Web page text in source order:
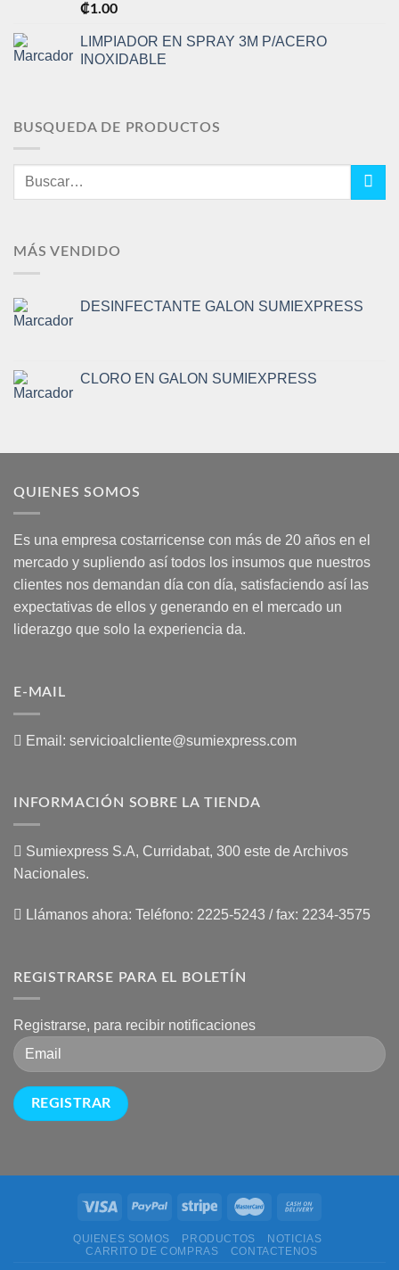
₡1.00
LIMPIADOR EN SPRAY 3M P/ACERO
INOXIDABLE
BUSQUEDA DE PRODUCTOS
Buscar
MÁS VENDIDO
DESINFECTANTE GALON SUMIEXPRESS
CLORO EN GALON SUMIEXPRESS
QUIENES SOMOS
Es una empresa costarricense con más de 20 años en el
mercado y supliendo así todos los insumos que nuestros
clientes nos demandan día con día, satisfaciendo así las
expectativas de ellos y generando en el mercado un
liderazgo que solo la experiencia da.
E-MAIL
Email: servicioalcliente@sumiexpress.com
INFORMACIÓN SOBRE LA TIENDA
Sumiexpress S.A, Curridabat, 300 este de Archivos
Nacionales.
Llámanos ahora: Teléfono: 2225-5243 / fax: 2234-3575
REGISTRARSE PARA EL BOLETÍN
Registrarse, para recibir notificaciones
QUIENES SOMOS PRODUCTOS
NOTICIAS
CARRITO DE COMPRAS
CONTACTENOS